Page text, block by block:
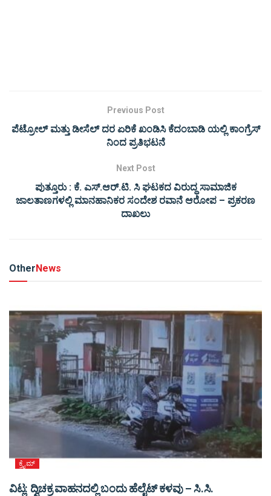
Previous Post
ಪೆಟ್ರೋಲ್ ಮತ್ತು ಡೀಸೆಲ್ ದರ ಏರಿಕೆ ಖಂಡಿಸಿ ಕೆದಂಬಾಡಿ ಯಲ್ಲಿ ಕಾಂಗ್ರೆಸ್
ನಿಂದ ಪ್ರತಿಭಟನೆ
Next Post
ಪುತ್ತೂರು : ಕೆ. ಎಸ್.ಆರ್.ಟಿ. ಸಿ ಘಟಕದ ವಿರುದ್ಧ ಸಾಮಾಜಿಕ
ಜಾಲತಾಣಗಳಲ್ಲಿ ಮಾನಹಾನಿಕರ ಸಂದೇಶ ರವಾನೆ ಆರೋಪ – ಪ್ರಕರಣ
ದಾಖಲು
Other News
ಕ್ರೈಮ್
ವಿಟ್ಲ: ದ್ವಿಚಕ್ರ ವಾಹನದಲ್ಲಿ ಬಂದು ಹೆಲೈಟ್ ಕಳವು – ಸಿ.ಸಿ.